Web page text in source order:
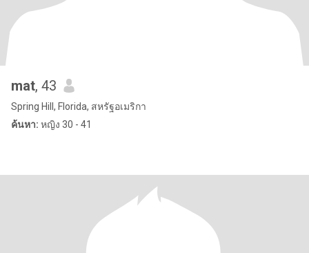
mat, 43
Spring Hill, Florida, สหรัฐอเมริกา
ค้นหา: หญิง 30 - 41